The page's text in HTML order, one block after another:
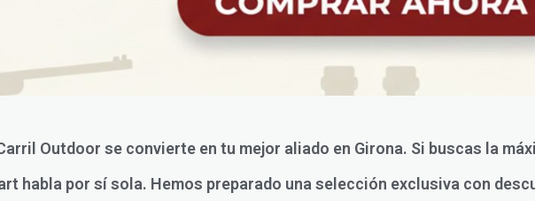
Outdoor se convierte en tu mejor aliado en Girona. Si buscas la
habla por sí sola. Hemos preparado una selección exclusiva con